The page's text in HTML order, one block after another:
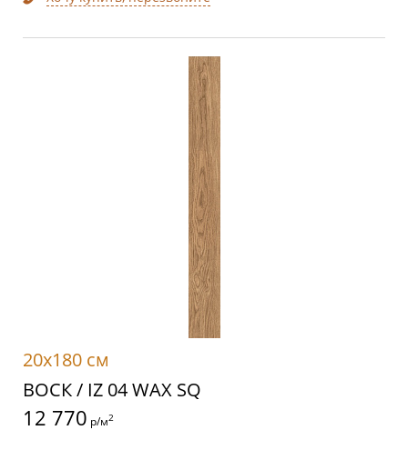
20x180 см
ВОСК / IZ 04 WAX SQ
12 770 р/м2